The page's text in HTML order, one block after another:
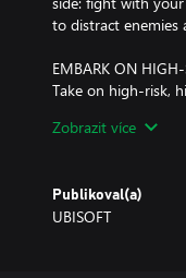
to distract enemies
EMBARK ON
Take on high-risk,
make influences
Pilot your ship, the
Find the right
Zobrazit více
Publikoval(a)
UBISOFT